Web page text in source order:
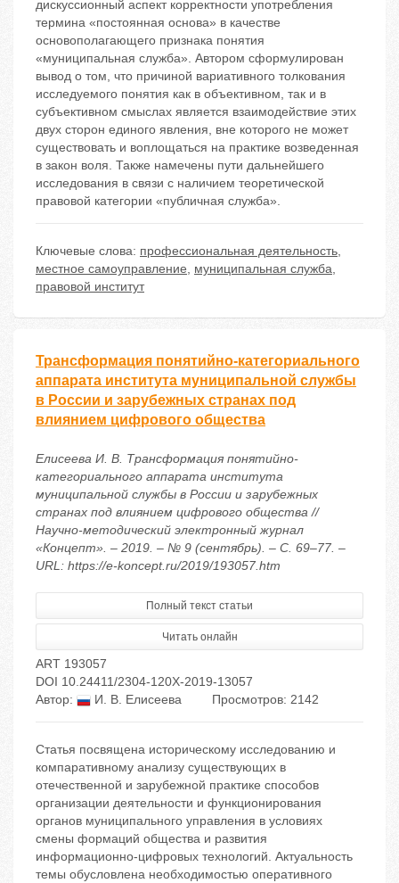
дискуссионный аспект корректности употребления
термина «постоянная основа» в качестве
основополагающего признака понятия
«муниципальная служба». Автором сформулирован
вывод о том, что причиной вариативного толкования
исследуемого понятия как в объективном, так и в
субъективном смыслах является взаимодействие этих
двух сторон единого явления, вне которого не может
существовать и воплощаться на практике возведенная
в закон воля. Также намечены пути дальнейшего
исследования в связи с наличием теоретической
правовой категории «публичная служба».
Ключевые слова: профессиональная деятельность,
местное самоуправление, муниципальная служба,
правовой институт
Трансформация понятийно-категориального
аппарата института муниципальной службы
в России и зарубежных странах под
влиянием цифрового общества
Елисеева И. В. Трансформация понятийно-
категориального аппарата института
муниципальной службы в России и зарубежных
странах под влиянием цифрового общества //
Научно-методический электронный журнал
«Концепт». – 2019. – № 9 (сентябрь). – С. 69–77. –
URL: https://e-koncept.ru/2019/193057.htm
Полный текст статьи
Читать онлайн
ART 193057
DOI 10.24411/2304-120X-2019-13057
Автор:
И. В. Елисеева Просмотров: 2142
Статья посвящена историческому исследованию и
компаративному анализу существующих в
отечественной и зарубежной практике способов
организации деятельности и функционирования
органов муниципального управления в условиях
смены формаций общества и развития
информационно-цифровых технологий. Актуальность
темы обусловлена необходимостью оперативного